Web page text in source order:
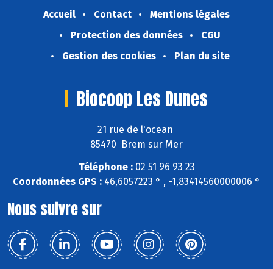
Accueil Contact
Mentions légales
Protection des données
CGU
Gestion des cookies
Plan du site
Biocoop Les Dunes
21 rue de l'ocean
85470 Brem sur Mer
Téléphone :02 51 96 93 23
Coordonnées GPS : 46,6057223 ° , -1,83414560000006 °
Nous suivre sur